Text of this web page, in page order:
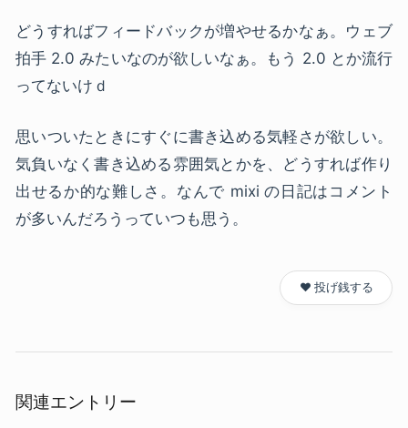
どうすればフィードバックが増やせるかなぁ。ウェブ
拍手 2.0 みたいなのが欲しいなぁ。もう 2.0 とか流行
ってないけｄ
思いついたときにすぐに書き込める気軽さが欲しい。
気負いなく書き込める雰囲気とかを、どうすれば作り
出せるか的な難しさ。なんで mixi の日記はコメント
が多いんだろうっていつも思う。
❤️ 投げ銭する
関連エントリー